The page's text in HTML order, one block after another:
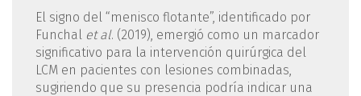
El signo del “menisco flotante”, identificado por
Funchal et al. (2019), emergió como un marcador
significativo para la intervención quirúrgica del
LCM en pacientes con lesiones combinadas,
sugiriendo que su presencia podría indicar una